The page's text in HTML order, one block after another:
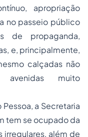
apropriação
no passeio público
de propaganda,
e, principalmente,
calçadas não
avenidas muito
a Secretaria
tem se ocupado da
além de